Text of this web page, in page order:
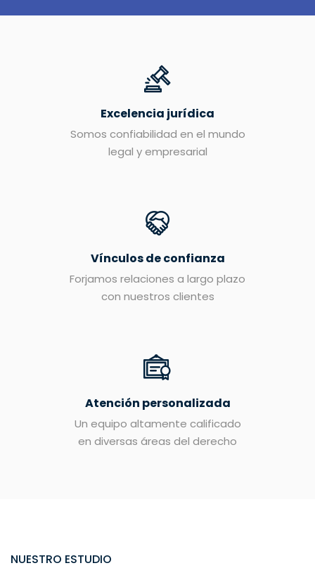
Excelencia jurídica
Somos confiabilidad en el mundo
legal y empresarial
Vínculos de confianza
Forjamos relaciones a largo plazo
con nuestros clientes
Atención personalizada
Un equipo altamente calificado
en diversas áreas del derecho
NUESTRO ESTUDIO